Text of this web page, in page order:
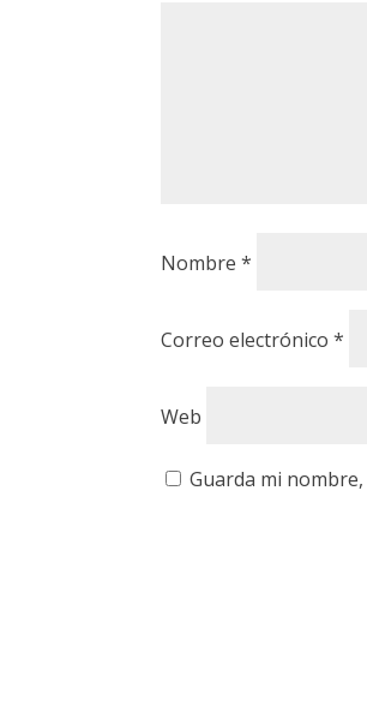
Nombre*
Correo electrónico*
Web
Guarda mi